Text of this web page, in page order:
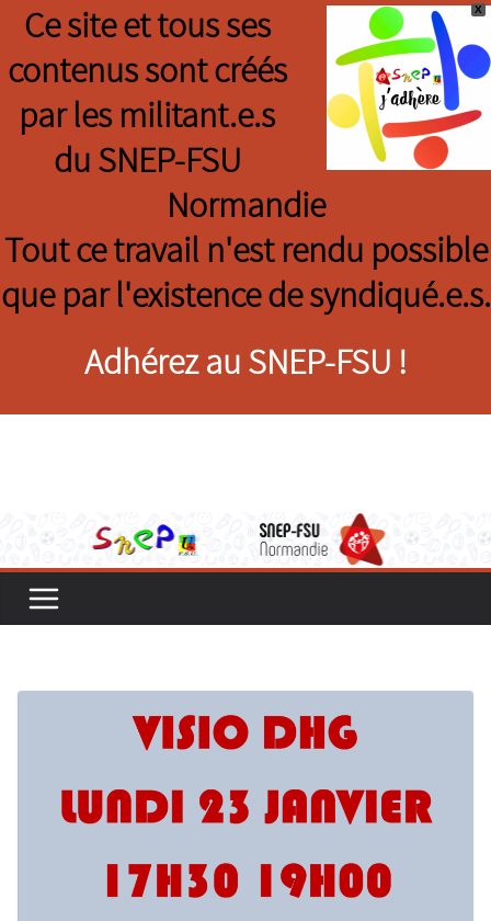
X
Ce site et tous ses
contenus sont créés
par les militant.e.s
du SNEP-FSU
Normandie
Tout ce travail n'est rendu possible
que par l'existence de syndiqué.e.s.
Adhérez au SNEP-FSU !